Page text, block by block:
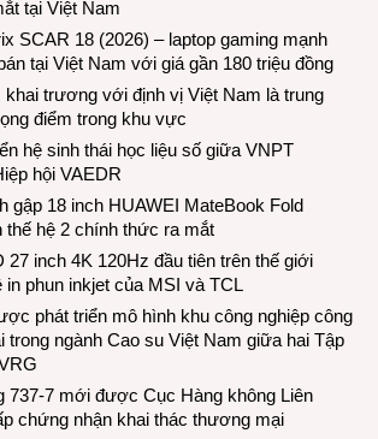
tại Việt Nam
SCAR 18 (2026) – laptop gaming mạnh
tại Việt Nam với giá gần 180 triệu đồng
khai trương với định vị Việt Nam là trung
điểm trong khu vực
hệ sinh thái học liệu số giữa VNPT
hội VAEDR
gập 18 inch HUAWEI MateBook Fold
thế hệ 2 chính thức ra mắt
27 inch 4K 120Hz đầu tiên trên thế giới
in phun inkjet của MSI và TCL
phát triển mô hình khu công nghiệp công
trong ngành Cao su Việt Nam giữa hai Tập
737-7 mới được Cục Hàng không Liên
chứng nhận khai thác thương mại